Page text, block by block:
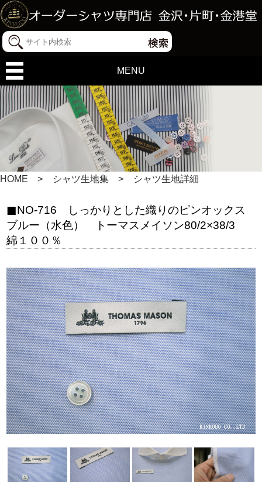
MENU
HOME シャツ生地集 シャツ生地詳細
NO-716 しっかりとした織りのピンオックス
ブルー（水色） トーマスメイソン80/2×38/3
綿１００％